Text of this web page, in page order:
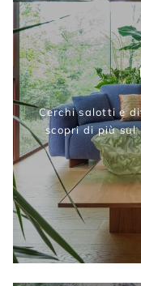
Cerchi salotti e
scopri di più sul